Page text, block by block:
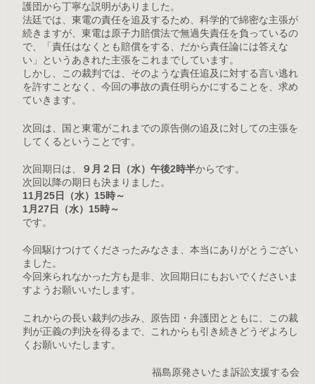
護団から丁寧な説明がありました。
法廷では、東電の責任を追及するため、科学的で綿密な主張が
続きますが、東電は原子力賠償法で無過失責任を負っているの
で、「責任はなくとも賠償をする、だから責任論には答えな
い」というあきれた主張をこれまでしています。
しかし、この裁判では、そのような責任追及に対する言い逃れ
を許すことなく、今回の事故の責任明らかにすることを、求め
ていきます。
次回は、国と東電がこれまでの原告側の追及に対しての主張を
してくるということです。
次回期日は、 ９月２日（水）午後2時半からです。
次回以降の期日も決まりました。
11月25日（水）15時～
1月27日（水）15時～
です。
今回駆けつけてくださったみなさま、本当にありがとうござい
ました。
今回来られなかった方も是非、次回期日にもおいでくださいま
すようお願いいたします。
これからの長い裁判の歩み、原告団・弁護団とともに、この裁
判が正義の判決を得るまで、これからも引き続きどうぞよろし
くお願いいたします。
福島原発さいたま訴訟支援する会